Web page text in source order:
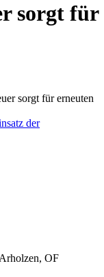
sorgt für
sorgt für erneuten
OF